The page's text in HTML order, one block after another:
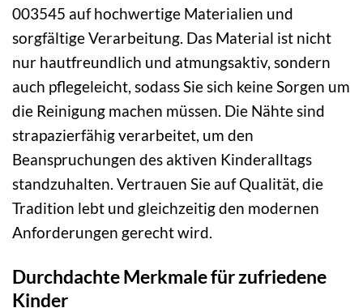
003545 auf hochwertige Materialien und
sorgfältige Verarbeitung. Das Material ist nicht
nur hautfreundlich und atmungsaktiv, sondern
auch pflegeleicht, sodass Sie sich keine Sorgen um
die Reinigung machen müssen. Die Nähte sind
strapazierfähig verarbeitet, um den
Beanspruchungen des aktiven Kinderalltags
standzuhalten. Vertrauen Sie auf Qualität, die
Tradition lebt und gleichzeitig den modernen
Anforderungen gerecht wird.
Durchdachte Merkmale für zufriedene
Kinder